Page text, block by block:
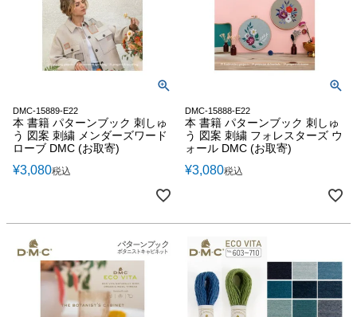
DMC-15889-E22
本 書籍 パターンブック 刺しゅ
う 図案 刺繍 メンダーズワード
ローブ DMC (お取寄)
¥3,080税込
DMC-15888-E22
本 書籍 パターンブック 刺しゅ
う 図案 刺繍 フォレスターズ ウ
ォール DMC (お取寄)
¥3,080税込